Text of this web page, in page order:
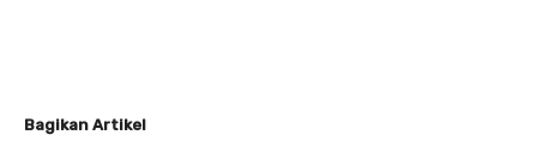
Bagikan Artikel